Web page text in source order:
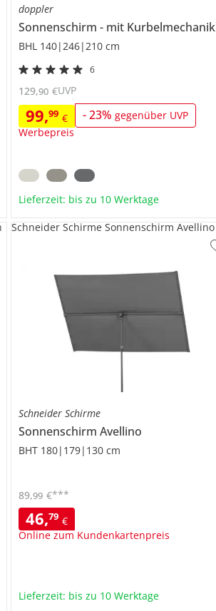
doppler
Sonnenschirm mit Kurbelmechanik
BHL 140|246|210 cm
6
99,99 € -23% gegenüber UVP
Werbepreis
129,90 €UVP
Lieferzeit: bis zu 10 Werktage
Schneider Schirme
Sonnenschirm Avellino
BHT 180|179|130 cm
46,79 €
Online zum Kundenkartenpreis
89,99 €***
Schneider Schirme Sonnenschirm Avellino
Lieferzeit: bis zu 10 Werktage